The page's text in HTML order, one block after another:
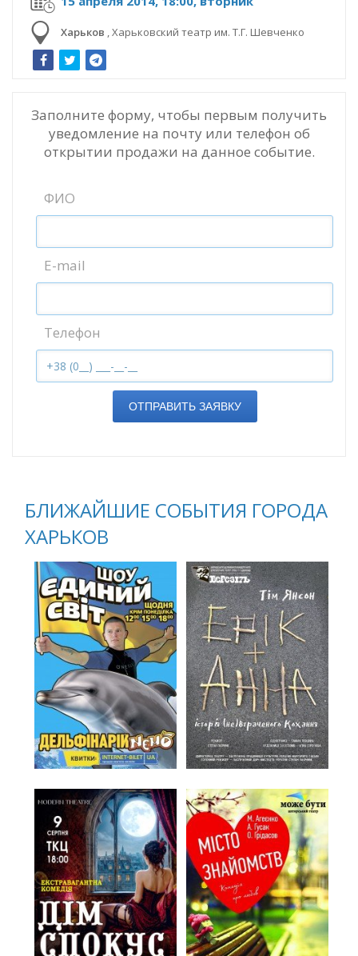
Харьков ,Харьковский театр им. Т.Г. Шевченко
Заполните форму, чтобы первым получить
уведомление на почту или телефон об
открытии продажи на данное событие.
ФИО
E-mail
Телефон
ОТПРАВИТЬ ЗАЯВКУ
БЛИЖАЙШИЕ СОБЫТИЯ ГОРОДА
ХАРЬКОВ